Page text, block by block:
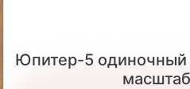
Юпитер-5 одиночный